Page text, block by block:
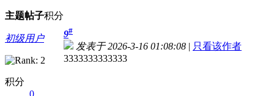
主题帖子积分
初级用户
积分
0
9#
发表于 2026-3-16 01:08:08 | 只看该作者
3333333333333